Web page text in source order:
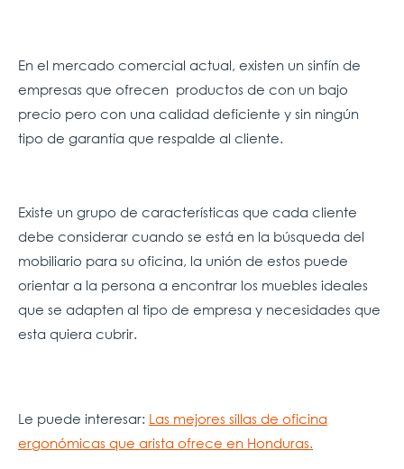
En el mercado comercial actual, existen un sinfín de
empresas que ofrecen productos de con un bajo
precio pero con una calidad deficiente y sin ningún
tipo de garantía que respalde al cliente.
Existe un grupo de características que cada cliente
debe considerar cuando se está en la búsqueda del
mobiliario para su oficina, la unión de estos puede
orientar a la persona a encontrar los muebles ideales
que se adapten al tipo de empresa y necesidades que
esta quiera cubrir.
Le puede interesar: Las mejores sillas de oficina
ergonómicas que arista ofrece en Honduras.